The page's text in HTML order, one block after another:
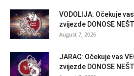
VODOLIJA: Očekuje
zvijezde DONOSE
August 7, 2026
JARAC: Očekuje vas
zvijezde DONOSE